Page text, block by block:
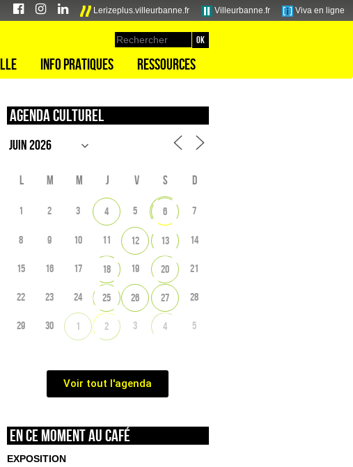
Lerizeplus.villeurbanne.fr Villeurbanne.fr Viva en ligne
Info pratiques Ressources
Agenda culturel
L M M J V S D
1 2 3 4 5 6 7
8 9 10 11 12 13 14
15 16 17 18 19 20 21
22 23 24 25 26 27 28
29 30 1 2 3 4 5
Voir tout l'agenda
En ce moment au café
EXPOSITION